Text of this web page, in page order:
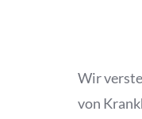
Wir
von